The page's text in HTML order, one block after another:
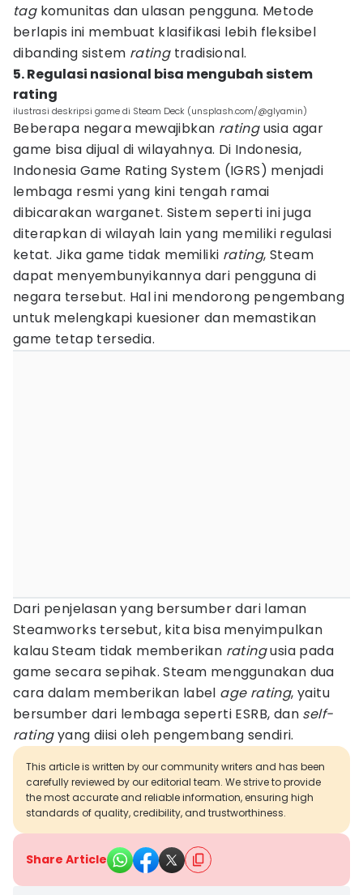
tagkomunitas dan ulasan pengguna. Metode
berlapis ini membuat klasifikasi lebih fleksibel
dibanding sistem ratingtradisional.
5. Regulasi nasional bisa mengubah sistem
rating
ilustrasi deskripsi game di Steam Deck (unsplash.com/@glyamin)
Beberapa negara mewajibkan ratingusia agar
game bisa dijual di wilayahnya. Di Indonesia,
Indonesia Game Rating System (IGRS) menjadi
lembaga resmi yang kini tengah ramai
dibicarakan warganet. Sistem seperti ini juga
diterapkan di wilayah lain yang memiliki regulasi
ketat. Jika game tidak memiliki rating, Steam
dapat menyembunyikannya dari pengguna di
negara tersebut. Hal ini mendorong pengembang
untuk melengkapi kuesioner dan memastikan
game tetap tersedia.
Dari penjelasan yang bersumber dari laman
Steamworks tersebut, kita bisa menyimpulkan
kalau Steam tidak memberikan ratingusia pada
game secara sepihak. Steam menggunakan dua
cara dalam memberikan label age rating, yaitu
bersumber dari lembaga seperti ESRB, dan self-
ratingyang diisi oleh pengembang sendiri.
This article is written by our community writers and has been
carefully reviewed by our editorial team. We strive to provide
the most accurate and reliable information, ensuring high
standards of quality, credibility, and trustworthiness.
Share Article